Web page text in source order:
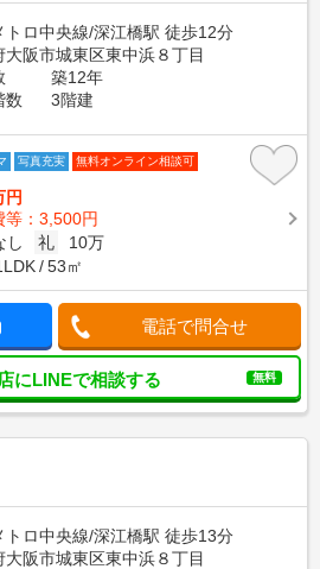
トロ中央線/深江橋駅 徒歩12分
大阪市城東区東中浜８丁目
築12年
数
3階建
写真充実 無料オンライン相談可
円
等：3,500円
し 礼
10万
53㎡
電話で問合せ
にLINEで相談する 無料
トロ中央線/深江橋駅 徒歩13分
大阪市城東区東中浜８丁目